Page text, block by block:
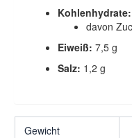
Kohlenhydrate:
davon
Eiweiß: 7,5 g
Salz: 1,2 g
Gewicht